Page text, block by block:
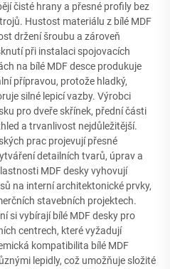
čisté hrany a přesné profily bez
Hustost materiálu z bílé MDF
držení šroubu a zároveň
při instalaci spojovacích
na bílé MDF desce produkuje
přípravou, protože hladký,
silné lepicí vazby. Výrobci
pro dveře skřínek, přední části
a trvanlivost nejdůležitější.
prac projevují přesné
detailních tvarů, úprav a
MDF desky vyhovují
na interní architektonické prvky,
stavebních projektech.
si vybírají bílé MDF desky pro
centrech, které vyžadují
kompatibilita bílé MDF
lepidly, což umožňuje složité